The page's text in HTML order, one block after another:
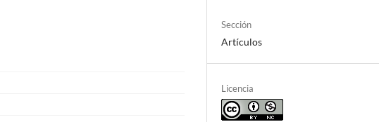
Sección
Artículos
Licencia